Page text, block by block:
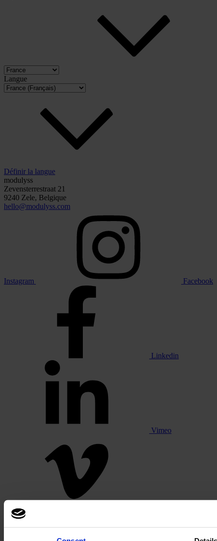
Langue
Définir la langue
modulyss
Zevensterrestraat 21
9240 Zele, Belgique
hello@modulyss.com
Instagram Facebook
Linkedin
Vimeo